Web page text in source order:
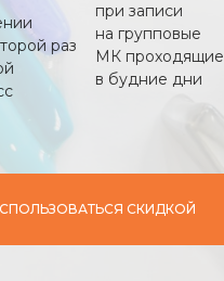
СКИДКОЙ
при записи
на групповые
МК проходящие
в будние дни
раз